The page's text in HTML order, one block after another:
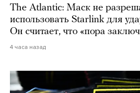
The Atlantic: Маск не
использовать Starlink для
Он считает, что «пора
4 часа назад